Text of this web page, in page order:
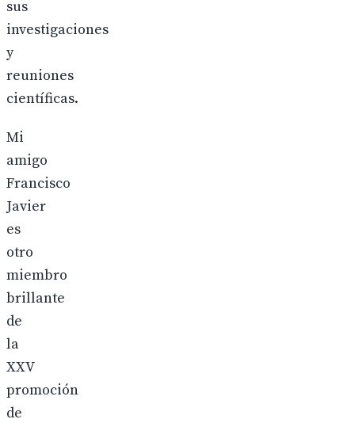
sus
investigaciones
y
reuniones
científicas.
Mi
amigo
Francisco
Javier
es
otro
miembro
brillante
de
la
XXV
promoción
de